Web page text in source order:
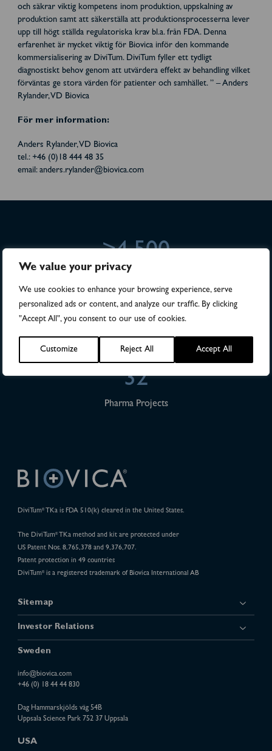
We value your privacy
We use cookies to enhance your browsing experience, serve
personalized ads or content, and analyze our traffic. By clicking
"Accept All", you consent to our use of cookies.
Customize Reject All Accept All
och säkrar viktig kompetens inom produktion, uppskalning av
produktion samt att säkerställa att produktionsprocesserna lever
upp till högt ställda regulatoriska krav bl.a. från FDA. Denna
erfarenhet är mycket viktig för Biovica inför den kommande
kommersialisering av DiviTum. DiviTum fyller ett tydligt
diagnostiskt behov genom att utvärdera effekt av behandling vilket
förväntas ge stora värden för patienter och samhället. ” – Anders
Rylander, VD Biovica
För mer information:
Anders Rylander, VD Biovica
tel.: +46 (0)18 444 48 35
email: anders.rylander@biovica.com
>4,500
28
Publications
32
Pharma Projects
DiviTum®TKa is FDA 510(k) cleared in the United States.
The DiviTum®TKa method and kit are protected under
US Patent Nos. 8,765,378 and 9,376,707.
Patent protection in 49 countries
DiviTum®is a registered trademark of Biovica International AB
Sitemap
Investor Relations
Sweden
info@biovica.com
+46 (0) 18 44 44 830
Dag Hammarskjölds väg 54B
Uppsala Science Park 752 37 Uppsala
USA